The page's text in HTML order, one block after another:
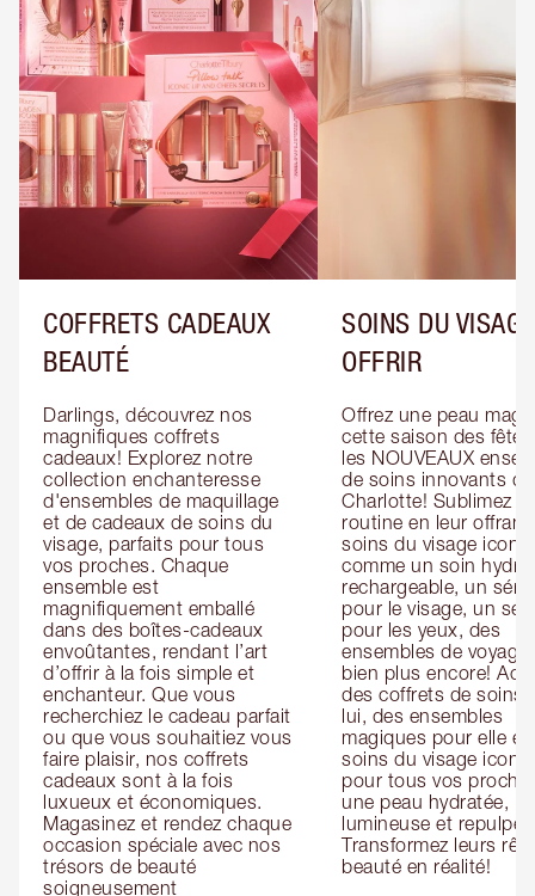
COFFRETS CADEAUX
BEAUTÉ
Darlings, découvrez nos
magnifiques coffrets
cadeaux! Explorez notre
collection enchanteresse
d'ensembles de maquillage
et de cadeaux de soins du
visage, parfaits pour tous
vos proches. Chaque
ensemble est
magnifiquement emballé
dans des boîtes-cadeaux
envoûtantes, rendant l’art
d’offrir à la fois simple et
enchanteur. Que vous
recherchiez le cadeau parfait
ou que vous souhaitiez vous
faire plaisir, nos coffrets
cadeaux sont à la fois
luxueux et économiques.
Magasinez et rendez chaque
occasion spéciale avec nos
trésors de beauté
soigneusement
SOINS DU
OFFRIR
Offrez une peau
cette saison des fêtes
les NOUVEAUX
de soins innovants de
Charlotte! Sublimez
routine en leur offrant
soins du visage
comme un soin
rechargeable, un
pour le visage, un
pour les yeux, des
ensembles de voyage
bien plus encore!
des coffrets de soins
lui, des ensembles
magiques pour elle et
soins du visage
pour tous vos
une peau hydratée,
lumineuse et
Transformez leurs
beauté en réalité!